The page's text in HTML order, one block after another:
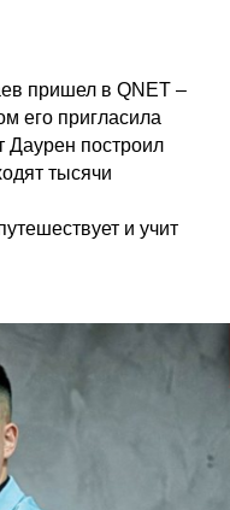
пришел в QNET –
его пригласила
Даурен построил
тысячи
и учит